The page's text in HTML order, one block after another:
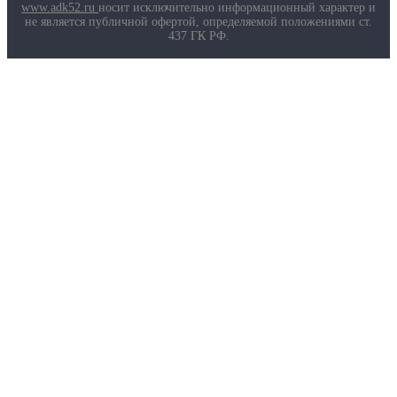
Маркировка противогазов
Основные ТР ТС, ГОСТ и ТУ
www.adk52.ru носит исключительно информационный характер и
не является публичной офертой, определяемой положениями ст.
437 ГК РФ.